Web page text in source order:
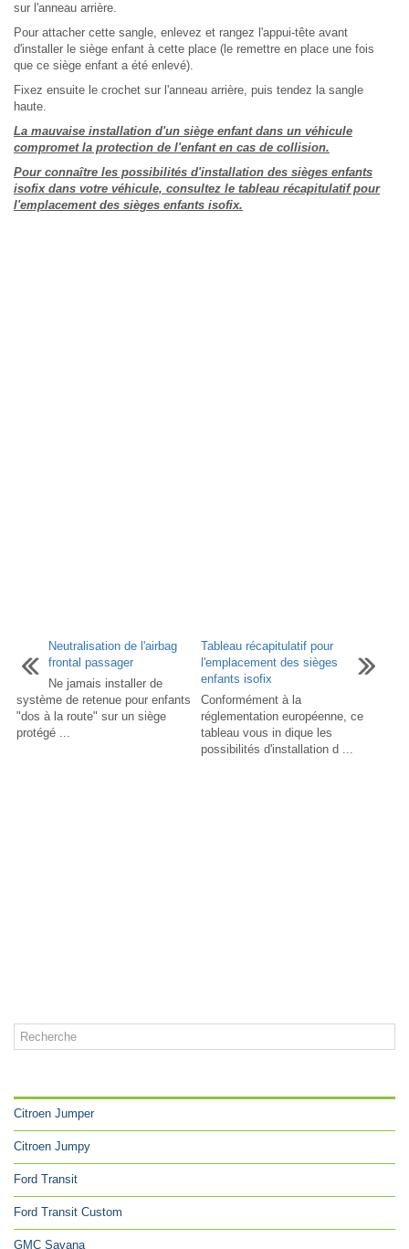
sur l'anneau arrière.
Pour attacher cette sangle, enlevez et rangez l'appui-tête avant
d'installer le siège enfant à cette place (le remettre en place une fois
que ce siège enfant a été enlevé).
Fixez ensuite le crochet sur l'anneau arrière, puis tendez la sangle
haute.
La mauvaise installation d'un siège enfant dans un véhicule
compromet la protection de l'enfant en cas de collision.
Pour connaître les possibilités d'installation des sièges enfants
isofix dans votre véhicule, consultez le tableau récapitulatif pour
l'emplacement des sièges enfants isofix.
Neutralisation de l'airbag
frontal passager
Ne jamais installer de
système de retenue pour enfants
"dos à la route" sur un siège
protégé ...
Tableau récapitulatif pour
l'emplacement des sièges
enfants isofix
Conformément à la
réglementation européenne, ce
tableau vous in dique les
possibilités d'installation d ...
Citroen Jumper
Citroen Jumpy
Ford Transit
Ford Transit Custom
GMC Savana